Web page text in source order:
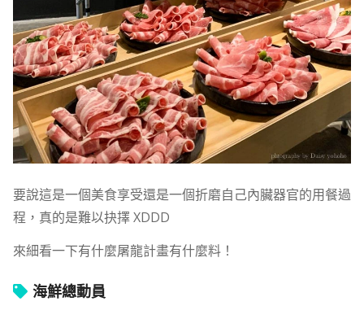
要說這是一個美食享受還是一個折磨自己內臟器官的用餐過
程，真的是難以抉擇 XDDD
來細看一下有什麼屠龍計畫有什麼料！
海鮮總動員